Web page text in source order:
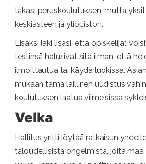
takasi peruskoulutuksen, mutta
keskiasteen ja yliopiston.
Lisäksi laki lisäsi, että opiskelijat
testinsä halusivat sitä ilman, että
ilmoittautua tai käydä luokissa.
mukaan tämä laillinen uudistus
koulutuksen laatua viimeisissä
Velka
Hallitus yritti löytää ratkaisun
taloudellisista ongelmista, joita maa